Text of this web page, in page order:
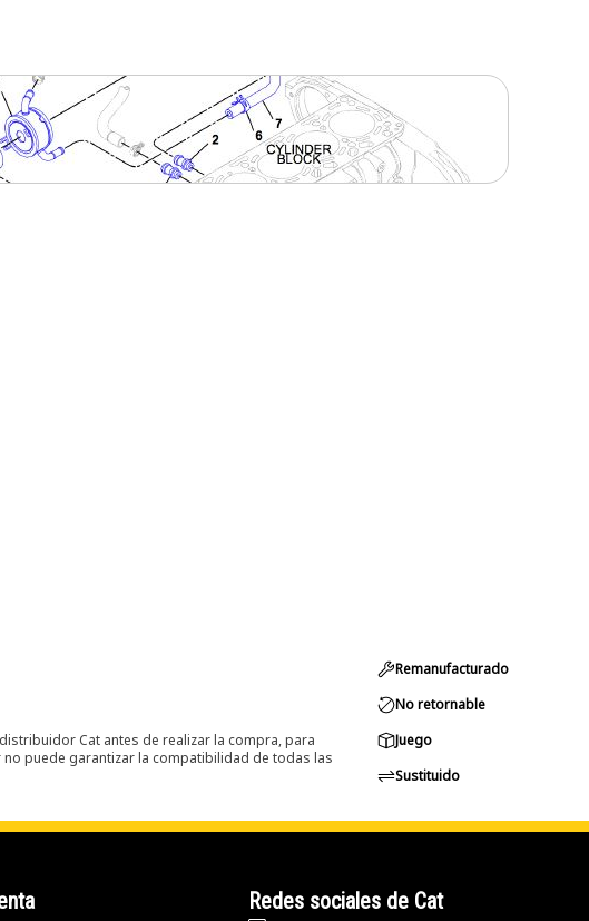
Cat antes de realizar la compra, para
puede garantizar la compatibilidad de todas las
Remanufacturado
No retornable
Juego
Sustituido
Redes sociales de Cat